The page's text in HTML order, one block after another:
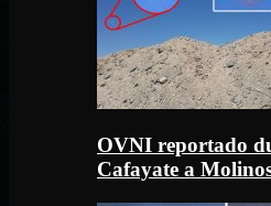
OVNI reportado
Cafayate a